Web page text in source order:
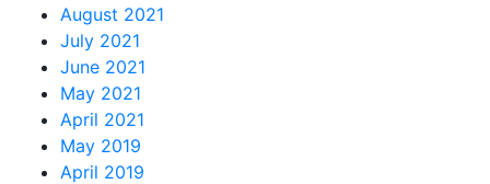
August 2021
July 2021
June 2021
May 2021
April 2021
May 2019
April 2019